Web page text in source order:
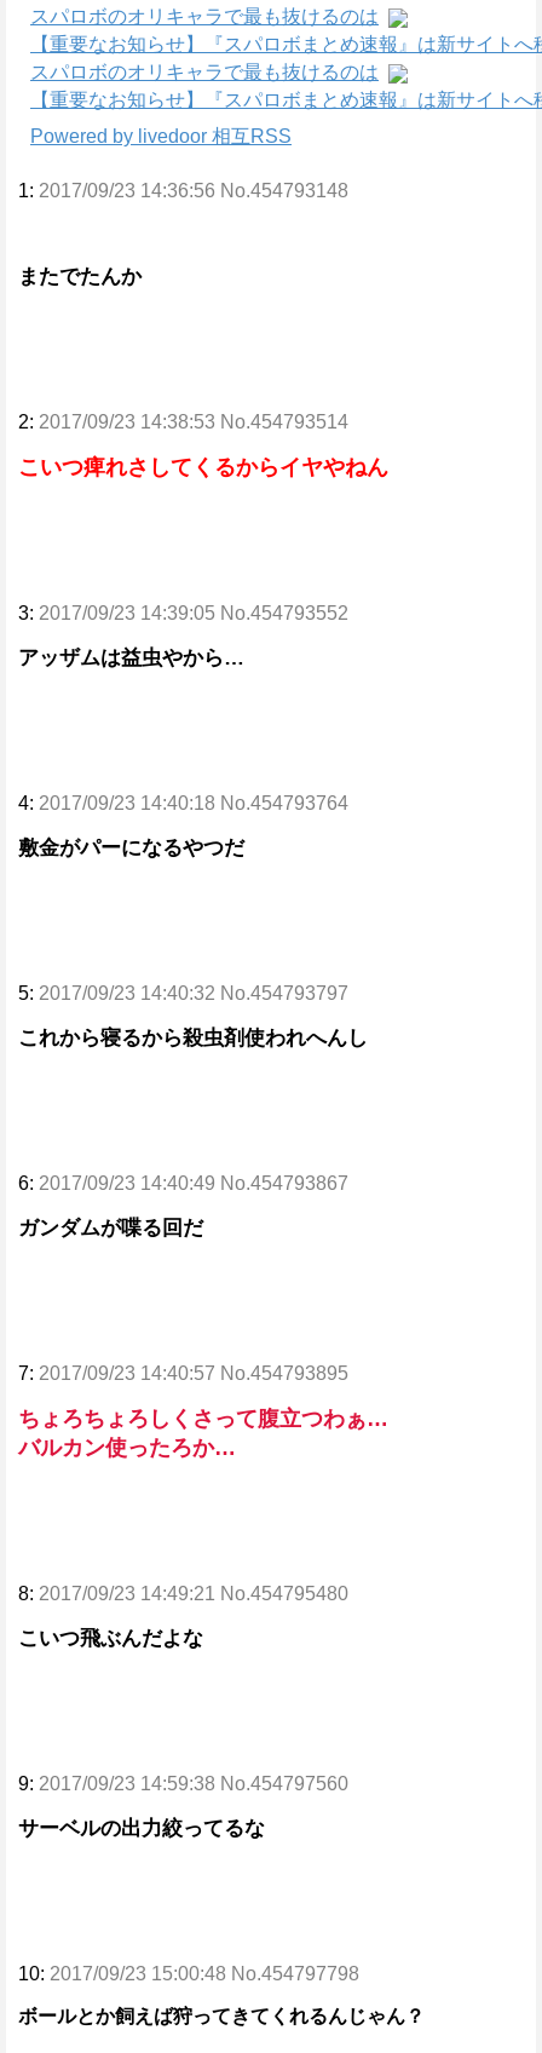
スパロボのオリキャラで最も抜けるのは
【重要なお知らせ】『スパロボまとめ速報』は新サイトへ
スパロボのオリキャラで最も抜けるのは
【重要なお知らせ】『スパロボまとめ速報』は新サイトへ
Powered by livedoor 相互RSS
1: 2017/09/23 14:36:56 No.454793148
またでたんか
2: 2017/09/23 14:38:53 No.454793514
こいつ痺れさしてくるからイヤやねん
3: 2017/09/23 14:39:05 No.454793552
アッザムは益虫やから…
4: 2017/09/23 14:40:18 No.454793764
敷金がパーになるやつだ
5: 2017/09/23 14:40:32 No.454793797
これから寝るから殺虫剤使われへんし
6: 2017/09/23 14:40:49 No.454793867
ガンダムが喋る回だ
7: 2017/09/23 14:40:57 No.454793895
ちょろちょろしくさって腹立つわぁ…
バルカン使ったろか…
8: 2017/09/23 14:49:21 No.454795480
こいつ飛ぶんだよな
9: 2017/09/23 14:59:38 No.454797560
サーベルの出力絞ってるな
10: 2017/09/23 15:00:48 No.454797798
ボールとか飼えば狩ってきてくれるんじゃん？